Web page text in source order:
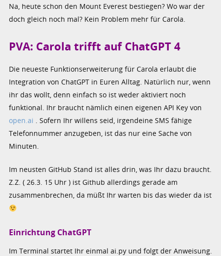
Na, heute schon den Mount Everest bestiegen? Wo war der
doch gleich noch mal? Kein Problem mehr für Carola.
PVA: Carola trifft auf ChatGPT 4
Die neueste Funktionserweiterung für Carola erlaubt die
Integration von ChatGPT in Euren Alltag. Natürlich nur, wenn
ihr das wollt, denn einfach so ist weder aktiviert noch
funktional. Ihr braucht nämlich einen eigenen API Key von
open.ai . Sofern Ihr willens seid, irgendeine SMS fähige
Telefonnummer anzugeben, ist das nur eine Sache von
Minuten.
Im neusten GitHub Stand ist alles drin, was Ihr dazu braucht.
Z.Z. ( 26.3. 15 Uhr ) ist Github allerdings gerade am
zusammenbrechen, da müßt Ihr warten bis das wieder da ist
Einrichtung ChatGPT
Im Terminal startet Ihr einmal ai.py und folgt der Anweisung.